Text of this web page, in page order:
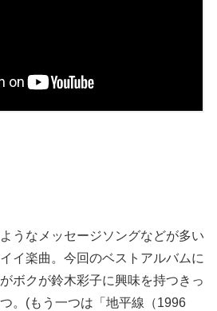
うなメッセージソングなどが多い
イ楽曲。今回のベストアルバムに
ボクが鈴木彩子に興味を持つきっ
。(もう一つは「地平線（1996